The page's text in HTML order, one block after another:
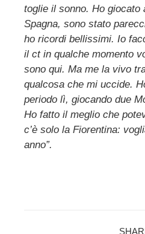
toglie il sonno. Ho giocato
Spagna, sono stato
ho ricordi bellissimi. Io
il ct in qualche momento
sono qui. Ma me la vivo
qualcosa che mi uccide.
periodo lì, giocando due
Ho fatto il meglio che
c’è solo la Fiorentina:
anno”.